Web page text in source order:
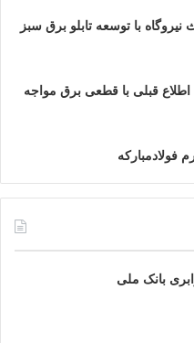
با توسعه تابلو برق سبز
اطلاع قبلی با قطعی برق مواجه
فولادمبارکه
بانک ملی